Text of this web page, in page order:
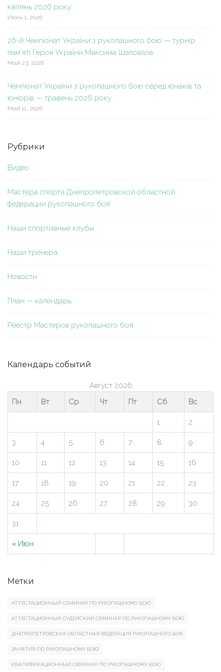
квітень 2026 року.
Июнь 1, 2026
26-й Чемпіонат України з рукопашного бою — турнір
пам’яті Героя України Максима Шаповала.
Май 23, 2026
Чемпіонат України з рукопашного бою серед юнаків та
юніорів — травень 2026 року.
Май 11, 2026
Рубрики
Видео
Мастера спорта Днепропетровской областной
федерации рукопашного боя
Наши спортивные клубы
Наши тренера
Новости
План — календарь
Реестр Мастеров рукопашного боя
Календарь событий
Август 2026
Пн
Вт Ср Чт Пт Сб Вс
« Июн
1 2
3 4 5 6 7 8 9
10 11 12 13 14 15 16
17 18 19 20 21 22 23
24 25 26 27 28 29 30
31
Метки
АТТЕСТАЦИОННЫЙ СЕМИНАР ПО РУКОПАШНОМУ БОЮ
АТТЕСТАЦИОННЫЙ СУДЕЙСКИЙ СЕМИНАР ПО РУКОПАШНОМУ БОЮ
ДНЕПРОПЕТРОВСКАЯ ОБЛАСТНАЯ ФЕДЕРАЦИЯ РУКОПАШНОГО БОЯ
ЗАНЯТИЯ ПО РУКОПАШНОМУ БОЮ
КВАЛИФИКАЦИОННЫЙ СЕМИНАР ПО РУКОПАШНОМУ БОЮ